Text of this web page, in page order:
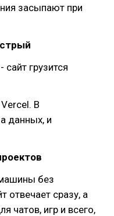
засыпают при
грузится
В
данных, и
без
отвечает сразу, а
чатов, игр и всего,